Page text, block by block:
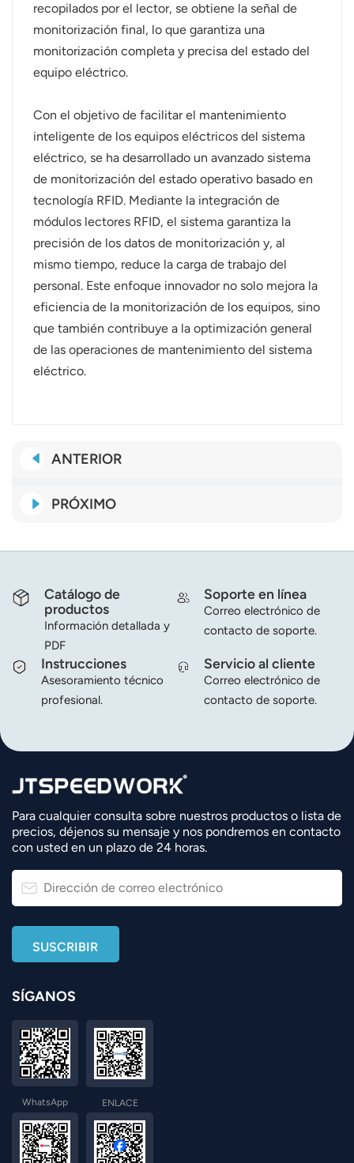
recopilados por el lector, se obtiene la señal de
monitorización final, lo que garantiza una
monitorización completa y precisa del estado del
equipo eléctrico.
Con el objetivo de facilitar el mantenimiento
inteligente de los equipos eléctricos del sistema
eléctrico, se ha desarrollado un avanzado sistema
de monitorización del estado operativo basado en
tecnología RFID. Mediante la integración de
módulos lectores RFID, el sistema garantiza la
precisión de los datos de monitorización y, al
mismo tiempo, reduce la carga de trabajo del
personal. Este enfoque innovador no solo mejora la
eficiencia de la monitorización de los equipos, sino
que también contribuye a la optimización general
de las operaciones de mantenimiento del sistema
eléctrico.
ANTERIOR
PRÓXIMO
Catálogo de
productos
Información detallada y
PDF
Soporte en línea
Correo electrónico de
contacto de soporte.
Instrucciones
Asesoramiento técnico
profesional.
Servicio al cliente
Correo electrónico de
contacto de soporte.
Para cualquier consulta sobre nuestros productos o lista de
precios, déjenos su mensaje y nos pondremos en contacto
con usted en un plazo de 24 horas.
SÍGANOS
WhatsApp ENLACE